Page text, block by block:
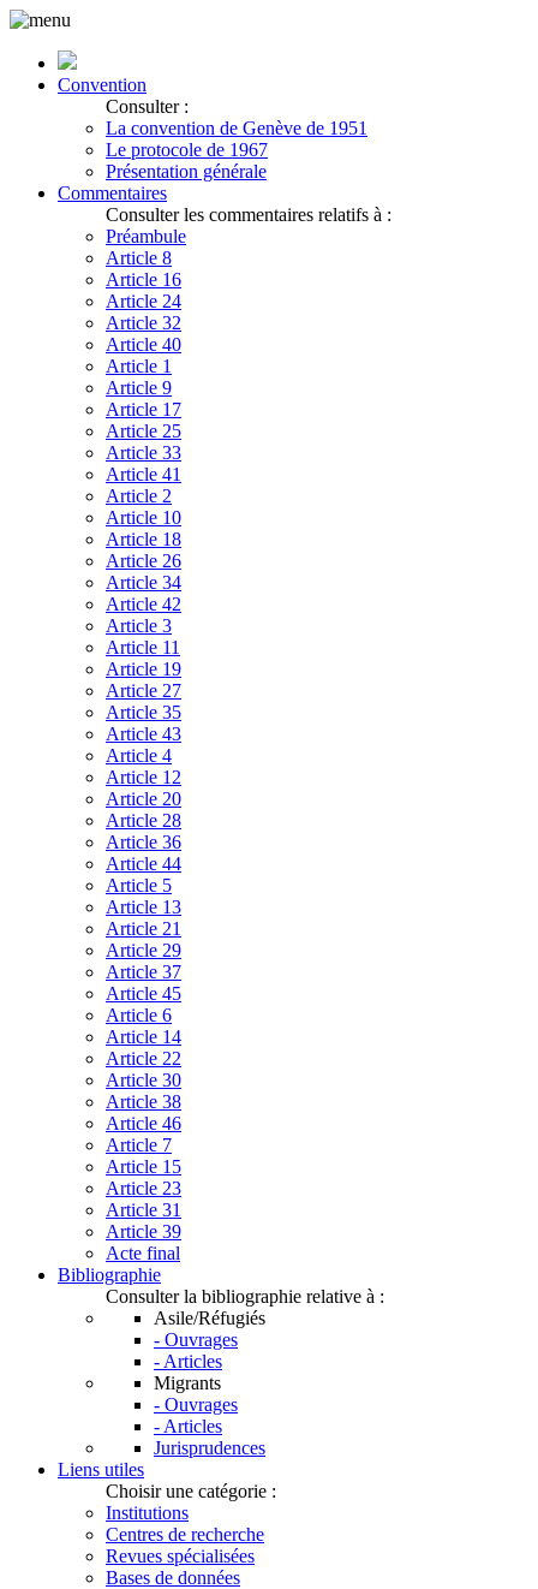
Convention
Consulter :
La convention de Genève de 1951
Le protocole de 1967
Présentation générale
Commentaires
Consulter les commentaires relatifs à :
Préambule
Article 8
Article 16
Article 24
Article 32
Article 40
Article 1
Article 9
Article 17
Article 25
Article 33
Article 41
Article 2
Article 10
Article 18
Article 26
Article 34
Article 42
Article 3
Article 11
Article 19
Article 27
Article 35
Article 43
Article 4
Article 12
Article 20
Article 28
Article 36
Article 44
Article 5
Article 13
Article 21
Article 29
Article 37
Article 45
Article 6
Article 14
Article 22
Article 30
Article 38
Article 46
Article 7
Article 15
Article 23
Article 31
Article 39
Acte final
Bibliographie
Consulter la bibliographie relative à :
Asile/Réfugiés
- Ouvrages
- Articles
Migrants
- Ouvrages
- Articles
Jurisprudences
Liens utiles
Choisir une catégorie :
Institutions
Centres de recherche
Revues spécialisées
Bases de données